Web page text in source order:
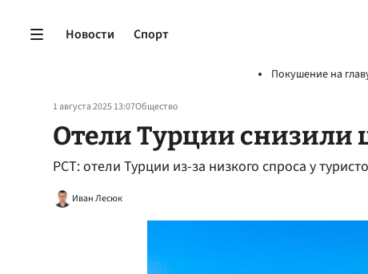
Новости Спорт
Покушение на
1 августа 2025 13:07Общество
Отели Турции снизили
РСТ: отели Турции из-за низкого спроса у
Иван Лесюк